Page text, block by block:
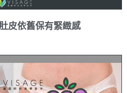
皮依舊保有緊緻感